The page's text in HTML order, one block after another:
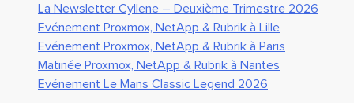
La Newsletter Cyllene – Deuxième Trimestre 2026
Evénement Proxmox, NetApp & Rubrik à Lille
Evénement Proxmox, NetApp & Rubrik à Paris
Matinée Proxmox, NetApp & Rubrik à Nantes
Evénement Le Mans Classic Legend 2026